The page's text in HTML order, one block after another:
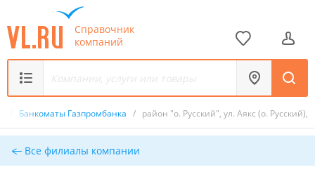
Справочник
компаний
Банкоматы Газпромбанка / район "о. Русский", ул. Аякс (о. Русский),
Все филиалы компании